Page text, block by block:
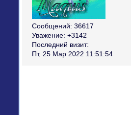
Сообщений: 36617
Уважение: +3142
Последний визит:
Пт, 25 Мар 2022 11:51:54